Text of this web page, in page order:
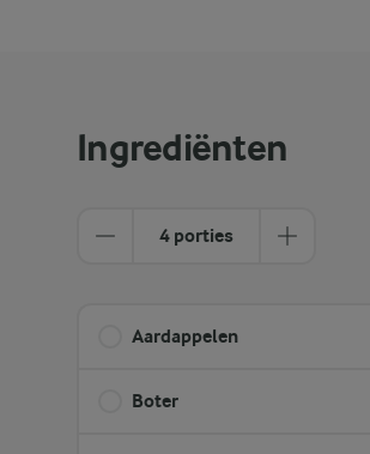
Ingrediënten
4 porties
Aardappelen
Boter